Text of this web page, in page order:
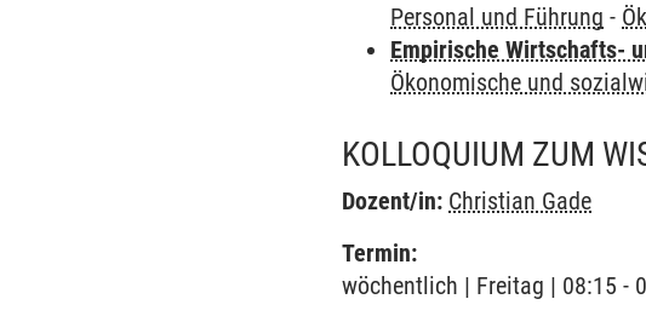
Personal und Führung -
Empirische Wirtschafts-
Ökonomische und
KOLLOQUIUM ZUM
Dozent/in: Christian Gade
Termin:
wöchentlich | Freitag | 08:15 -